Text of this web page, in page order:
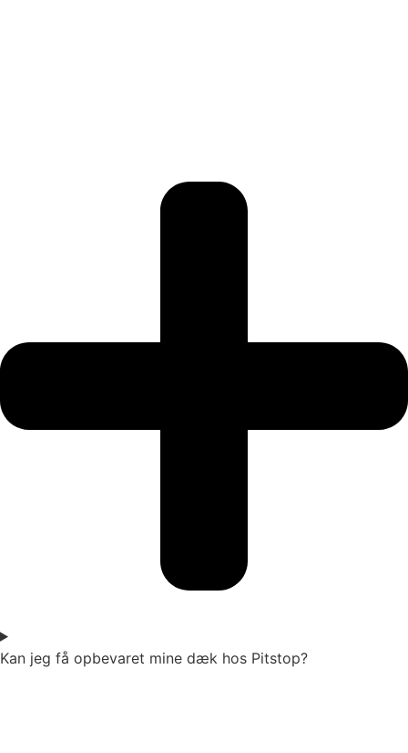
Kan jeg få opbevaret mine dæk hos Pitstop?